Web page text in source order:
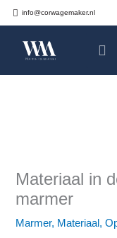
naar
inhoud
info@corwagemaker.nl
Materiaal in
marmer
Marmer, Materiaal,